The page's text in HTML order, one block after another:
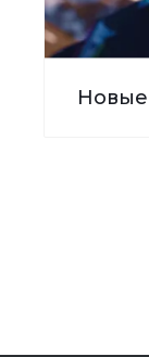
Новые